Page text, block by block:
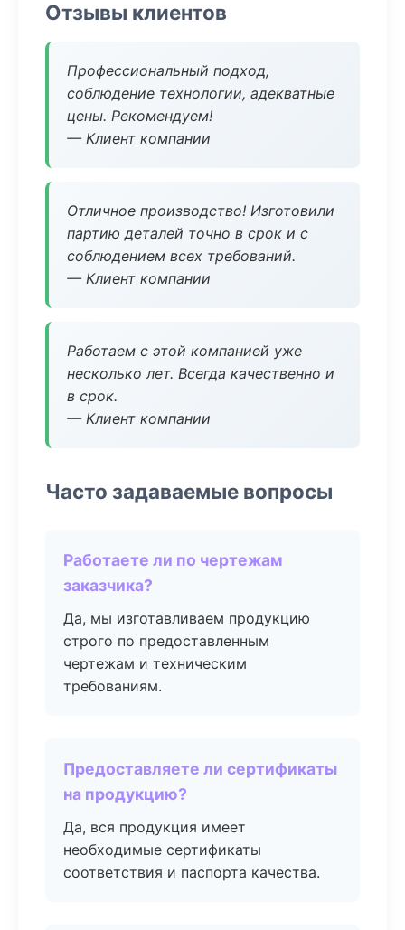
Отзывы клиентов
Профессиональный подход,
соблюдение технологии, адекватные
цены. Рекомендуем!
— Клиент компании
Отличное производство! Изготовили
партию деталей точно в срок и с
соблюдением всех требований.
— Клиент компании
Работаем с этой компанией уже
несколько лет. Всегда качественно и
в срок.
— Клиент компании
Часто задаваемые вопросы
Работаете ли по чертежам
заказчика?
Да, мы изготавливаем продукцию
строго по предоставленным
чертежам и техническим
требованиям.
Предоставляете ли сертификаты
на продукцию?
Да, вся продукция имеет
необходимые сертификаты
соответствия и паспорта качества.